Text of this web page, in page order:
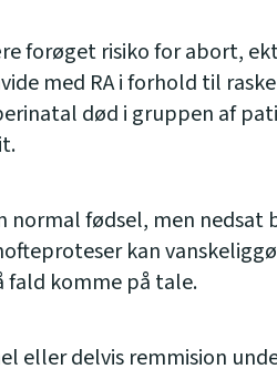
forøget risiko for abort,
med RA i forhold til
død i gruppen af
normal fødsel, men
kan
fald komme på tale.
eller delvis remmision